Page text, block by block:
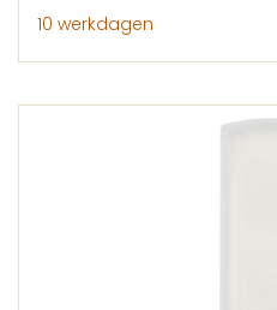
10 werkdagen